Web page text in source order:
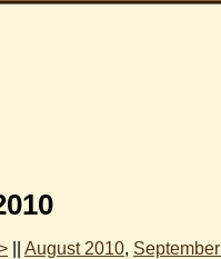
August 2010,